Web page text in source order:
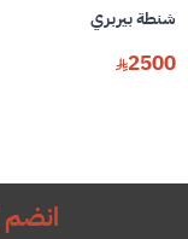
شنطة بيربري
2500
انضم